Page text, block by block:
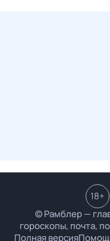
© Рамблер —
гороскопы, почта,
Полная версия
18+